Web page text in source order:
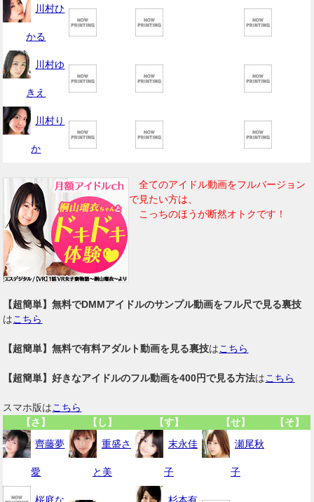
川村ひ
かる
川村ゆ
きえ
川村り
か
全てのアイドル動画をフルバージョン
で見たい方は、
こっちのほうが断然オトクです！
【超簡単】無料でDMMアイドルのサンプル動画をフル尺で見る裏技
はこちら
【超簡単】無料で有料アダルト動画を見る裏技はこちら
【超簡単】好きなアイドルのフル動画を400円で見る方法はこちら
スマホ版はこちら
【さ】
【し】 【す】 【せ】
【そ】
齊藤夢
愛
重盛さ
と美
末永佳
子
瀬尾秋
子
桜庭な 杉本有